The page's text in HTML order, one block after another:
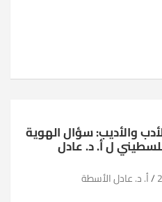
والأديب: سؤال الهوية
ل أ. د. عادل
أ. د. عادل الأسطة